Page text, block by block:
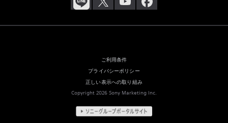
ご利用条件
プライバシーポリシー
正しい表示への取り組み
Copyright 2026 Sony Marketing Inc.